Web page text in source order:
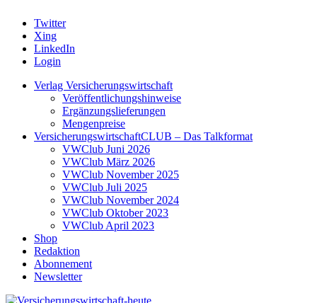
Twitter
Xing
LinkedIn
Login
Verlag Versicherungswirtschaft
Veröffentlichungshinweise
Ergänzungslieferungen
Mengenpreise
VersicherungswirtschaftCLUB – Das Talkformat
VWClub Juni 2026
VWClub März 2026
VWClub November 2025
VWClub Juli 2025
VWClub November 2024
VWClub Oktober 2023
VWClub April 2023
Shop
Redaktion
Abonnement
Newsletter